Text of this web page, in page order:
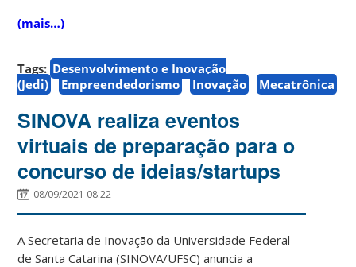
(mais…)
Tags: Desenvolvimento e Inovação
(Jedi)
Empreendedorismo Inovação Mecatrônica
SINOVA realiza eventos
virtuais de preparação para o
concurso de ideias/startups
08/09/2021 08:22
A Secretaria de Inovação da Universidade Federal
de Santa Catarina (SINOVA/UFSC) anuncia a